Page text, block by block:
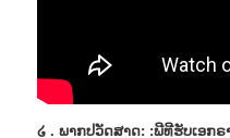
໒ . ພາກປວັດສາດ: :ພີທີຮັບເອກຣ